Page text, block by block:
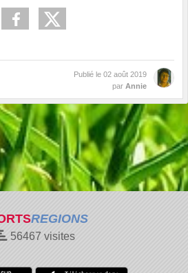
Publié le 02 août 2019
par Annie
REGIONS
56467 visites